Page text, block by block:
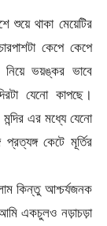
থাকা মেয়েটির
কেপে কেপে
নিয়ে ভয়ঙ্কর ভাবে
যেনো কাপছে।
মন্দির এর মধ্যে যেনো
কেটে মূর্তির
কিন্তু আশ্চর্যজনক
একচুলও নড়াচড়া